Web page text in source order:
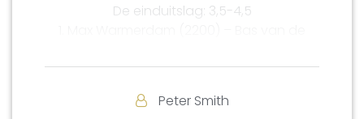
De einduitslag: 3,5-4,5
2. Joep Nabuurs (2297)- Luuk van Kooten
3. Maarten Strijbos(2333) – Julien Sohier
Peter Smith